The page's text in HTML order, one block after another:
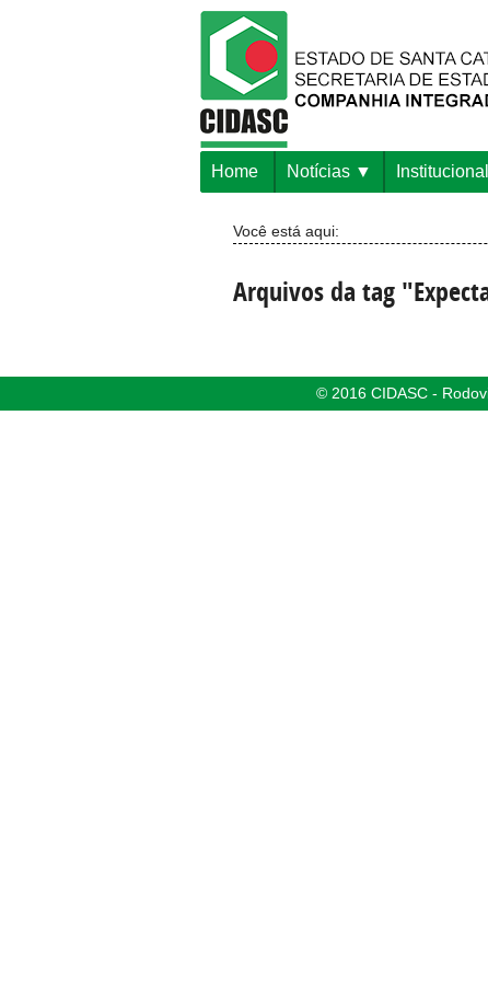
Home Notícias Institucional
Você está aqui:
Arquivos da tag
© 2016 CIDASC -